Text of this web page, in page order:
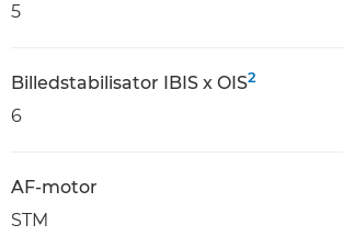
5
Billedstabilisator IBIS x OIS2
6
AF-motor
STM